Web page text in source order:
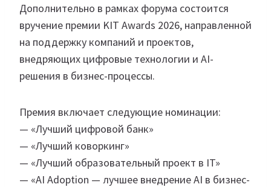
Дополнительно в рамках форума состоится
вручение премии KIT Awards 2026, направленной
на поддержку компаний и проектов,
внедряющих цифровые технологии и AI-
решения в бизнес-процессы.
Премия включает следующие номинации:
— «Лучший цифровой банк»
— «Лучший коворкинг»
— «Лучший образовательный проект в IT»
— «AI Adoption — лучшее внедрение AI в бизнес-